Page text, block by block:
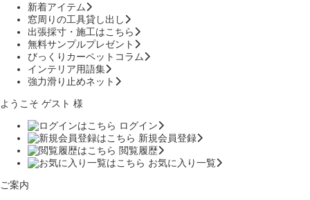
新着アイテム
窓周りの工具貸し出し
出張採寸・施工はこちら
無料サンプルプレゼント
びっくりカーペットコラム
インテリア用語集
強力滑り止めネット
ようこそ ゲスト 様
ログイン
新規会員登録
閲覧履歴
お気に入り一覧
ご案内